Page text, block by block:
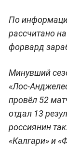
По
рассчитано
форвард
Минувший
«Лос-
провёл 52
отдал 13
россиянин
«Калгари» и